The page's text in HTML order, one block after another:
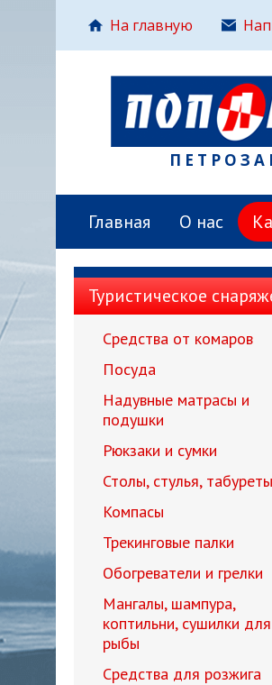
На главную
Главная О нас
Туристическое
Средства от комаров
Посуда
Надувные матрасы и
подушки
Рюкзаки и сумки
Столы, стулья, табуреты
Компасы
Трекинговые палки
Обогреватели и грелки
Мангалы, шампура,
коптильни, сушилки для
рыбы
Средства для розжига